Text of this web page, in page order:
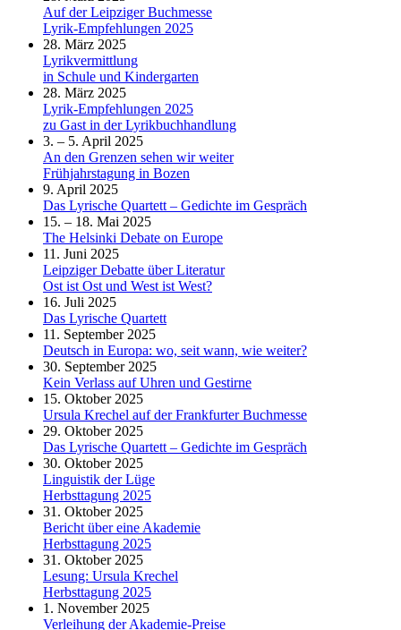
Auf der Leipziger Buchmesse
Lyrik-Empfehlungen 2025
28. März 2025
Lyrikvermittlung
in Schule und Kindergarten
28. März 2025
Lyrik-Empfehlungen 2025
zu Gast in der Lyrikbuchhandlung
3. – 5. April 2025
An den Grenzen sehen wir weiter
Frühjahrstagung in Bozen
9. April 2025
Das Lyrische Quartett – Gedichte im Gespräch
15. – 18. Mai 2025
The Helsinki Debate on Europe
11. Juni 2025
Leipziger Debatte über Literatur
Ost ist Ost und West ist West?
16. Juli 2025
Das Lyrische Quartett
11. September 2025
Deutsch in Europa: wo, seit wann, wie weiter?
30. September 2025
Kein Verlass auf Uhren und Gestirne
15. Oktober 2025
Ursula Krechel auf der Frankfurter Buchmesse
29. Oktober 2025
Das Lyrische Quartett – Gedichte im Gespräch
30. Oktober 2025
Linguistik der Lüge
Herbsttagung 2025
31. Oktober 2025
Bericht über eine Akademie
Herbsttagung 2025
31. Oktober 2025
Lesung: Ursula Krechel
Herbsttagung 2025
1. November 2025
Verleihung der Akademie-Preise